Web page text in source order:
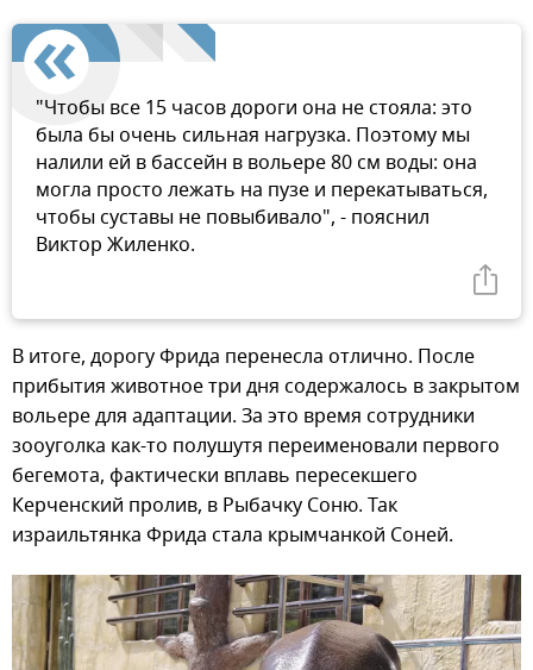
"Чтобы все 15 часов дороги она не стояла: это
была бы очень сильная нагрузка. Поэтому мы
налили ей в бассейн в вольере 80 см воды: она
могла просто лежать на пузе и перекатываться,
чтобы суставы не повыбивало", - пояснил
Виктор Жиленко.
В итоге, дорогу Фрида перенесла отлично. После
прибытия животное три дня содержалось в закрытом
вольере для адаптации. За это время сотрудники
зооуголка как-то полушутя переименовали первого
бегемота, фактически вплавь пересекшего
Керченский пролив, в Рыбачку Соню. Так
израильтянка Фрида стала крымчанкой Соней.